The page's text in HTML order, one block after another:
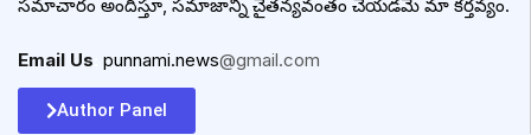
సమాచారం అందిస్తూ, సమాజాన్ని చైతన్యవంతం చేయడమే మా కర్తవ్యం.
Email Us punnami.news@gmail.com
Author Panel